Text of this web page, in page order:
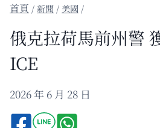
/新聞 / 美國 /
俄克拉荷馬前州警
ICE
2026 年 6 月 28 日